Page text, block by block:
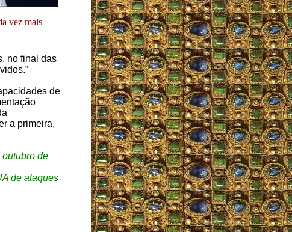
vez mais
no final das
de
a primeira,
de
de ataques